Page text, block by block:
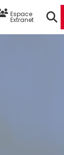
Espace
Extranet